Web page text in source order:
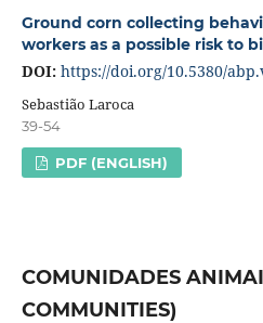
Ground corn collecting
workers as a possible risk to
DOI: https://doi.org/10.5380/
Sebastião Laroca
39-54
PDF (ENGLISH)
COMUNIDADES
COMMUNITIES)